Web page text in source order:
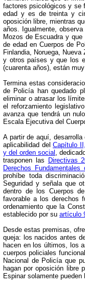
factores psicológicos y se
edad y es de treinta y
oposición libre, mientras
años. Igualmente,
Mozos de Escuadra y
de edad en Cuerpos de
Finlandia, Noruega,
y otros países y que los
(cuarenta años), están
Termina estas
de Policía han quedado
eliminar o atrasar los
el reforzamiento
avanza que tendrá un
Escala Ejecutiva del
A partir de aquí,
aplicabilidad del Capítulo
y del orden social ,
trasponen las
Directivas
Derechos
prohíbe toda
Seguridad y señala que
dentro de los Cuerpos
favorable a los derechos
ordenamiento que la
establecido por su artículo
Desde estas premisas,
queja: los nacidos antes
hacen en los últimos, los
cuerpos policiales
Nacional de Policía que
hagan por oposición libre
Espinar solamente